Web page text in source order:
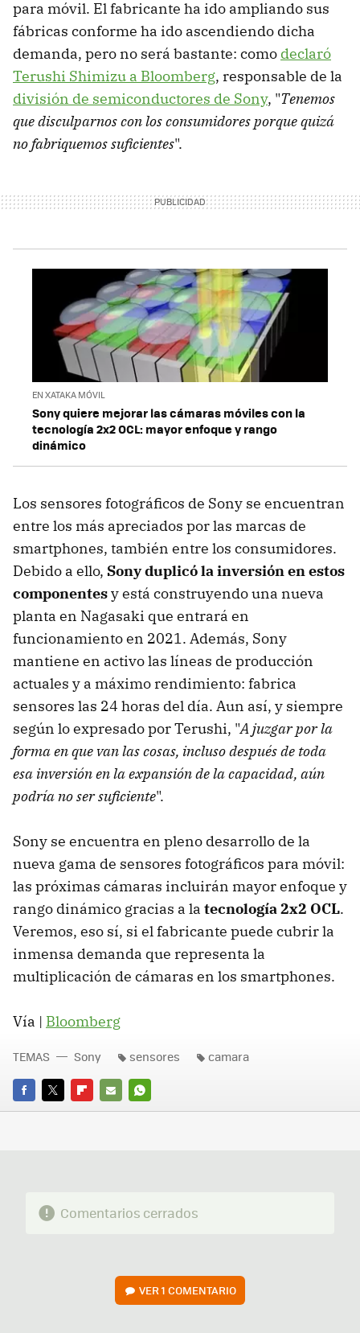
para móvil. El fabricante ha ido ampliando sus
fábricas conforme ha ido ascendiendo dicha
demanda, pero no será bastante: como declaró
Terushi Shimizu a Bloomberg, responsable de la
división de semiconductores de Sony, "Tenemos
que disculparnos con los consumidores porque quizá
no fabriquemos suficientes".
EN XATAKA MÓVIL
Sony quiere mejorar las cámaras móviles con la
tecnología 2x2 OCL: mayor enfoque y rango
dinámico
Los sensores fotográficos de Sony se encuentran
entre los más apreciados por las marcas de
smartphones, también entre los consumidores.
Debido a ello, Sony duplicó la inversión en estos
componentesy está construyendo una nueva
planta en Nagasaki que entrará en
funcionamiento en 2021. Además, Sony
mantiene en activo las líneas de producción
actuales y a máximo rendimiento: fabrica
sensores las 24 horas del día. Aun así, y siempre
según lo expresado por Terushi, "A juzgar por la
forma en que van las cosas, incluso después de toda
esa inversión en la expansión de la capacidad, aún
podría no ser suficiente".
Sony se encuentra en pleno desarrollo de la
nueva gama de sensores fotográficos para móvil:
las próximas cámaras incluirán mayor enfoque y
rango dinámico gracias a la tecnología 2x2 OCL.
Veremos, eso sí, si el fabricante puede cubrir la
inmensa demanda que representa la
multiplicación de cámaras en los smartphones.
Vía | Bloomberg
FACEBOOK
TWITTERFLIPBOARD
E-
WHATSAPP
TEMAS Sony sensores camara
Comentarios cerrados
VER1 COMENTARIO